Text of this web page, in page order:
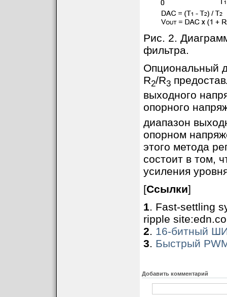
Рис. 2.
фильтра.
Опциональный
R2/R3
выходного
опорного
диапазон
опорном
этого метода
состоит в том,
усиления
[Ссылки]
1. Fast-settling
ripple
2. 16-битный
3. Быстрый
Добавить комментарий